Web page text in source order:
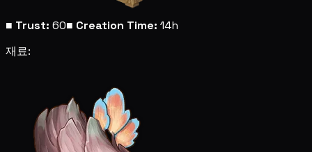
■ Trust: 60■ Creation Time: 14h
재료: